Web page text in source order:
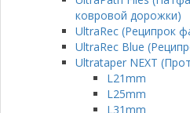
ковровой дорожки)
UltraRec (Реципрок
UltraRec Blue
Ultrataper NEXT
L21mm
L25mm
L31mm